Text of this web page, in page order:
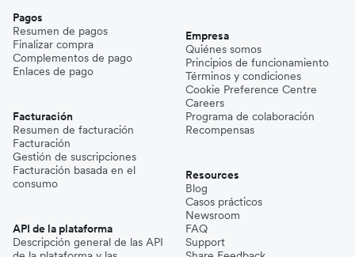
Pagos
Resumen de pagos
Finalizar compra
Complementos de pago
Enlaces de pago
Facturación
Resumen de facturación
Facturación
Gestión de suscripciones
Facturación basada en el
consumo
API de la plataforma
Descripción general de las API
Empresa
Quiénes somos
Principios de funcionamiento
Términos y condiciones
Cookie Preference Centre
Careers
Programa de colaboración
Recompensas
Resources
Blog
Casos prácticos
Newsroom
FAQ
Support